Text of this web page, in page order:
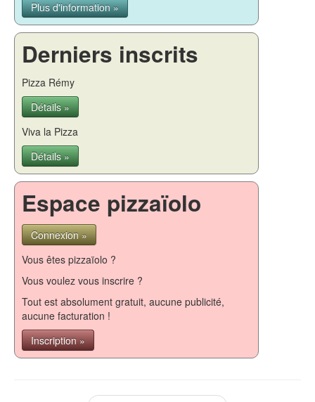
Plus d'information »
Derniers inscrits
Pizza Rémy
Détails »
Viva la Pizza
Détails »
Espace pizzaïolo
Connexion »
Vous êtes pizzaïolo ?
Vous voulez vous inscrire ?
Tout est absolument gratuit, aucune publicité,
aucune facturation !
Inscription »